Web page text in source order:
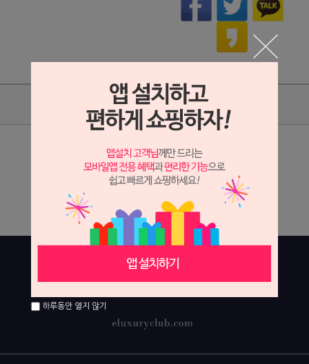
상품리뷰
상세정보 새창 열기
상세 정보를 확대해 보실 수 있습니다.
하루동안 열지 않기